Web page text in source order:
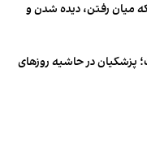
میان رفتن، دیده شدن و
پزشکیان در حاشیه روزهای